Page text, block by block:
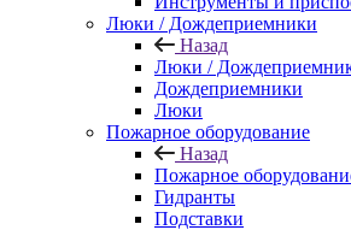
Люки / Дождеприемники
Назад
Люки /
Дождеприемники
Люки
Пожарное оборудование
Назад
Пожарное
Гидранты
Подставки